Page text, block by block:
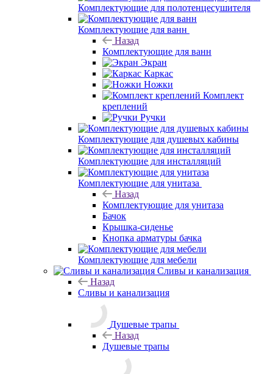
Комплектующие для полотенцесушителя
Комплектующие для ванн
Назад
Комплектующие для ванн
Экран
Каркас
Ножки
Комплект
креплений
Ручки
Комплектующие для душевых кабины
Комплектующие для инсталляций
Комплектующие для унитаза
Назад
Комплектующие для унитаза
Бачок
Крышка-сиденье
Кнопка арматуры бачка
Комплектующие для мебели
Сливы и канализация
Назад
Сливы и канализация
Душевые трапы
Сифоны